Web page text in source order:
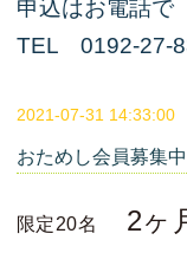
申込はお電話で
TEL 0192-27-
2021-07-31 14:33:00
おためし会員募集中
限定20名
2ヶ